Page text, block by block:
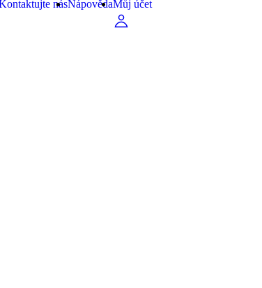
násNápovědaMůj účet